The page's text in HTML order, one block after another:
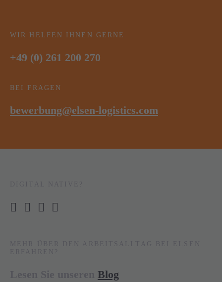
WIR HELFEN IHNEN GERNE
+49 (0) 261 200 270
BEI FRAGEN
bewerbung@elsen-logistics.com
Blog